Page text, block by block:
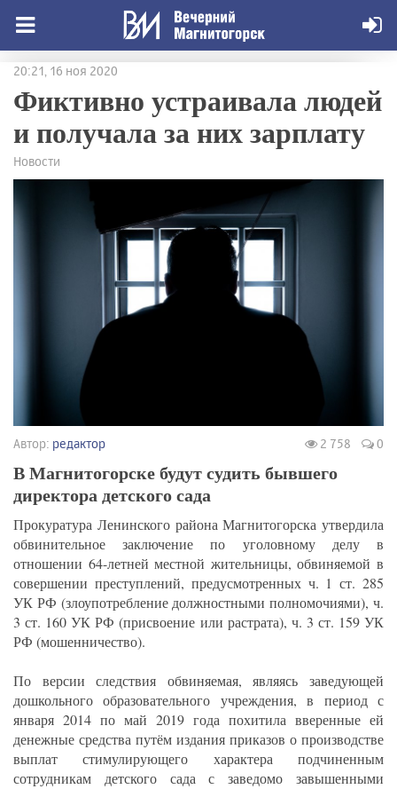
20:21, 16 ноя 2020
Фиктивно устраивала людей
и получала за них зарплату
Новости
Автор: редактор 2 758 0
В Магнитогорске будут судить бывшего
директора детского сада
Прокуратура Ленинского района Магнитогорска утвердила
обвинительное заключение по уголовному делу в
отношении 64-летней местной жительницы, обвиняемой в
совершении преступлений, предусмотренных ч. 1 ст. 285
УК РФ (злоупотребление должностными полномочиями), ч.
3 ст. 160 УК РФ (присвоение или растрата), ч. 3 ст. 159 УК
РФ (мошенничество).
По версии следствия обвиняемая, являясь заведующей
дошкольного образовательного учреждения, в период с
января 2014 по май 2019 года похитила вверенные ей
денежные средства путём издания приказов о производстве
выплат стимулирующего характера подчиненным
сотрудникам детского сада с заведомо завышенными